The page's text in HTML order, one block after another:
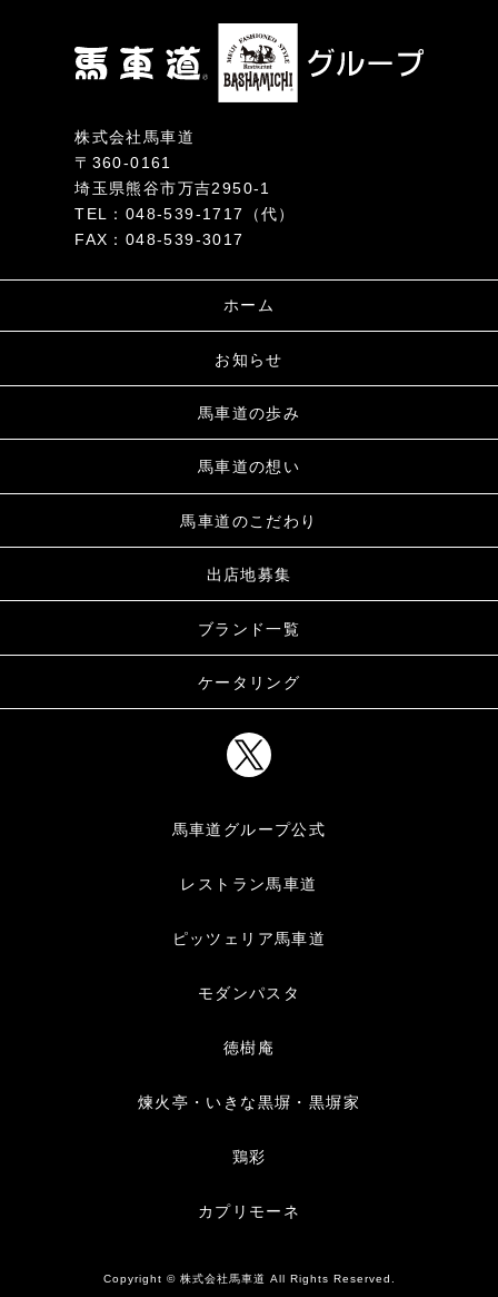
株式会社馬車道
〒360-0161
埼玉県熊谷市万吉2950-1
TEL：048-539-1717（代）
FAX：048-539-3017
ホーム
お知らせ
馬車道の歩み
馬車道の想い
馬車道のこだわり
出店地募集
ブランド一覧
ケータリング
馬車道グループ公式
レストラン馬車道
ピッツェリア馬車道
モダンパスタ
徳樹庵
煉火亭・いきな黒塀・黒塀家
鶏彩
カプリモーネ
Copyright © 株式会社馬車道 All Rights Reserved.